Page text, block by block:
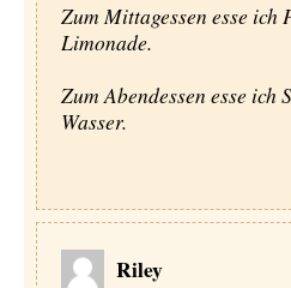
Zum Mittagessen esse
Limonade.
Zum Abendessen esse
Wasser.
Riley